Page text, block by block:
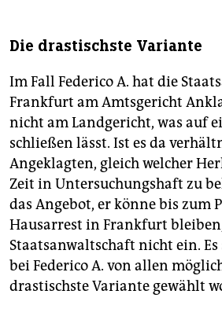
Die drastischste Variante
Im Fall Federico A. hat die
Frankfurt am Amtsgericht
nicht am Landgericht, was auf
schließen lässt. Ist es da
Angeklagten, gleich welcher
Zeit in Untersuchungshaft zu
das Angebot, er könne bis zum
Hausarrest in Frankfurt
Staatsanwaltschaft nicht ein.
bei Federico A. von allen
drastischste Variante gewählt